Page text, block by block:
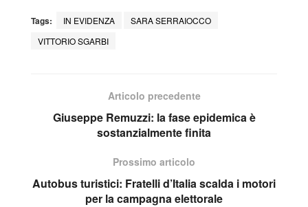
Tags: IN EVIDENZA
SARA SERRAIOCCO
VITTORIO SGARBI
Articolo precedente
Giuseppe Remuzzi: la fase epidemica è
sostanzialmente finita
Prossimo articolo
Autobus turistici: Fratelli d’Italia scalda i motori
per la campagna elettorale